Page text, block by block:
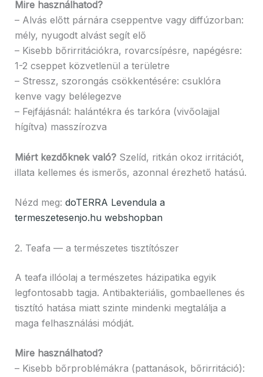
Mire használhatod?
– Alvás előtt párnára cseppentve vagy diffúzorban:
mély, nyugodt alvást segít elő
– Kisebb bőrirritációkra, rovarcsípésre, napégésre:
1-2 cseppet közvetlenül a területre
– Stressz, szorongás csökkentésére: csuklóra
kenve vagy belélegezve
– Fejfájásnál: halántékra és tarkóra (vivőolajjal
hígítva) masszírozva
Miért kezdőknek való?Szelíd, ritkán okoz irritációt,
illata kellemes és ismerős, azonnal érezhető hatású.
Nézd meg: doTERRA Levendula a
termeszetesenjo.hu webshopban
2. Teafa — a természetes tisztítószer
A teafa illóolaj a természetes házipatika egyik
legfontosabb tagja. Antibakteriális, gombaellenes és
tisztító hatása miatt szinte mindenki megtalálja a
maga felhasználási módját.
Mire használhatod?
– Kisebb bőrproblémákra (pattanások, bőrirritáció):